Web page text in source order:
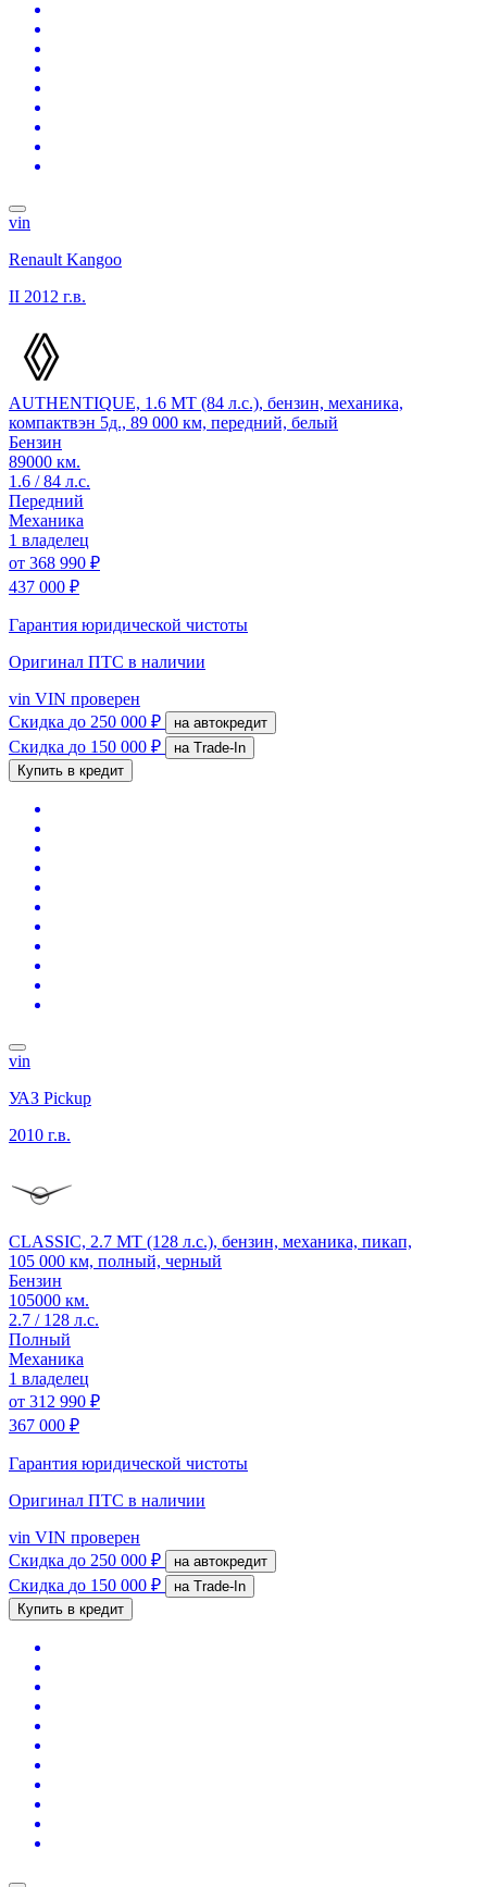
vin
Renault Kangoo
II 2012 г.в.
AUTHENTIQUE, 1.6 MT (84 л.с.), бензин, механика,
компактвэн 5д., 89 000 км, передний, белый
Бензин
89000 км.
1.6 / 84 л.с.
Передний
Механика
1 владелец
от 368 990 ₽
437 000 ₽
Гарантия юридической чистоты
Оригинал ПТС в наличии
vin VIN проверен
Скидка до 250 000 ₽ на автокредит
Скидка до 150 000 ₽
на Trade-In
Купить в кредит
vin
УАЗ Pickup
2010 г.в.
CLASSIC, 2.7 MT (128 л.с.), бензин, механика, пикап,
105 000 км, полный, черный
Бензин
105000 км.
2.7 / 128 л.с.
Полный
Механика
1 владелец
от 312 990 ₽
367 000 ₽
Гарантия юридической чистоты
Оригинал ПТС в наличии
vin VIN проверен
Скидка до 250 000 ₽ на автокредит
Скидка до 150 000 ₽
на Trade-In
Купить в кредит